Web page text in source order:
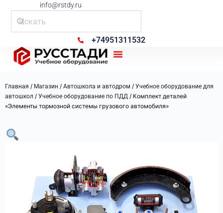
info@rstdy.ru
+74951311532
Главная / Магазин / Автошкола и автодром / Учебное оборудование для
автошкол / Учебное оборудование по ПДД / Комплект деталей
«Элементы тормозной системы грузового автомобиля»